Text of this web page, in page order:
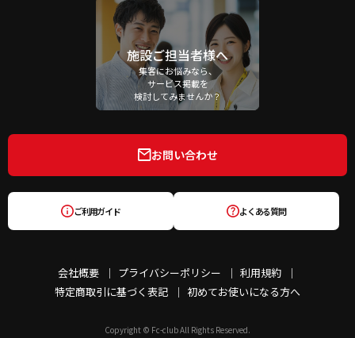
施設ご担当者様へ
集客にお悩みなら、
サービス掲載を
検討してみませんか？
会社概要 プライバシーポリシー
利用規約
特定商取引に基づく表記
初めてお使いになる方へ
お問い合わせ
ご利用ガイド よくある質問
Copyright © Fc-club All Rights Reserved.